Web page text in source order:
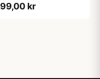
99,00 kr